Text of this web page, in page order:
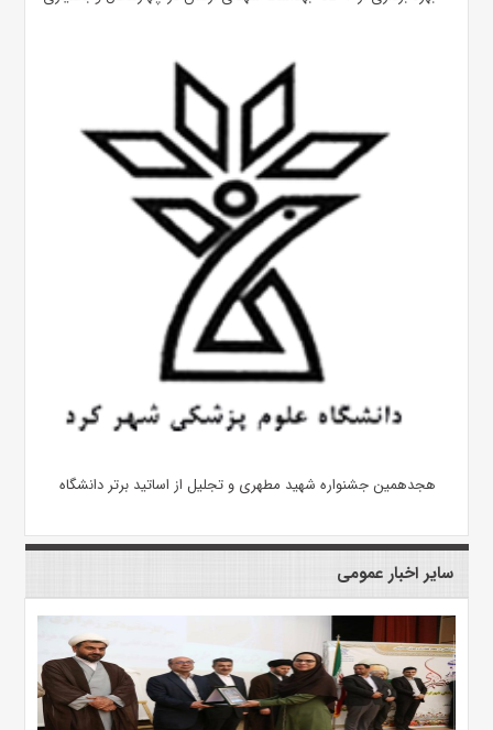
هجدهمین جشنواره شهید مطهری و تجلیل از اساتید برتر دانشگاه
سایر اخبار عمومی